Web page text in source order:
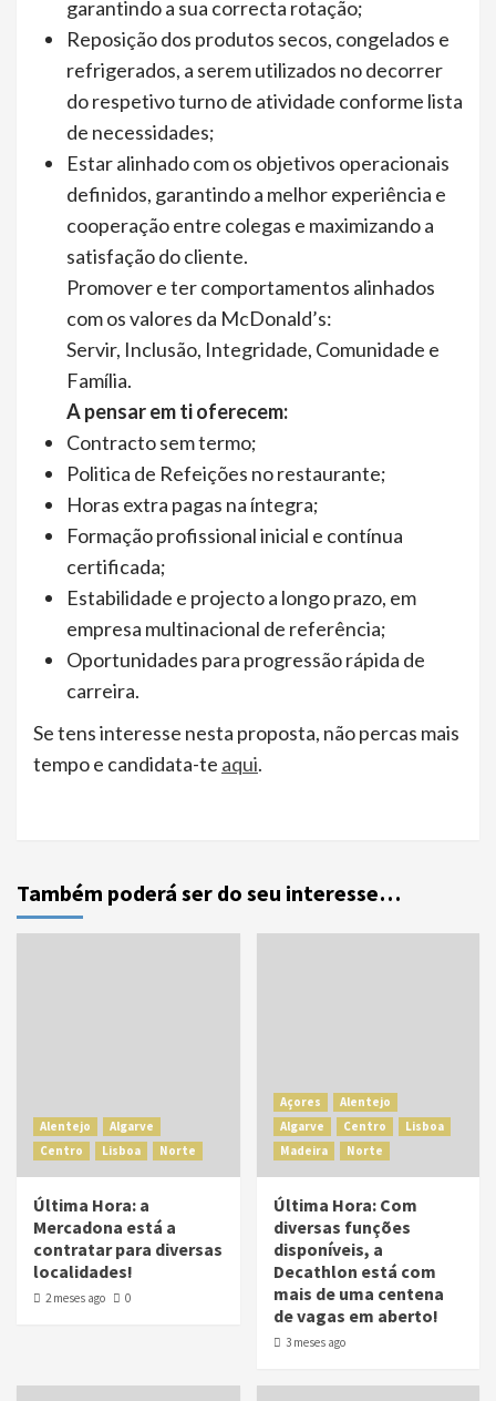
garantindo a sua correcta rotação;
Reposição dos produtos secos, congelados e
refrigerados, a serem utilizados no decorrer
do respetivo turno de atividade conforme lista
de necessidades;
Estar alinhado com os objetivos operacionais
definidos, garantindo a melhor experiência e
cooperação entre colegas e maximizando a
satisfação do cliente.
Promover e ter comportamentos alinhados
com os valores da McDonald’s:
Servir, Inclusão, Integridade, Comunidade e
Família.
A pensar em ti oferecem:
Contracto sem termo;
Politica de Refeições no restaurante;
Horas extra pagas na íntegra;
Formação profissional inicial e contínua
certificada;
Estabilidade e projecto a longo prazo, em
empresa multinacional de referência;
Oportunidades para progressão rápida de
carreira.
Se tens interesse nesta proposta, não percas mais
tempo e candidata-te aqui.
Também poderá ser do seu interesse…
Alentejo
Algarve
Centro
Lisboa Norte
Última Hora: a
Mercadona está a
contratar para diversas
localidades!
2 meses ago 0
Açores
Alentejo
Algarve
Centro
Lisboa
Madeira
Norte
Última Hora: Com
diversas funções
disponíveis, a
Decathlon está com
mais de uma centena
de vagas em aberto!
3 meses ago